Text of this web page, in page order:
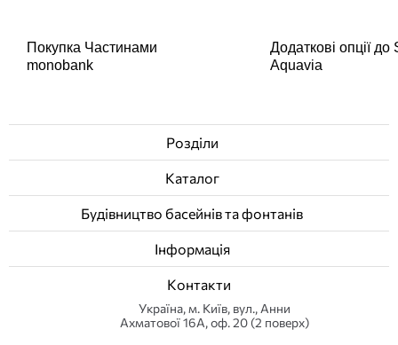
Покупка Частинами
monobank
Додаткові опції
Aquavia
Розділи
Каталог
Будівництво басейнів та фонтанів
Інформація
Контакти
Українa, м. Київ, вул., Анни
Ахматової 16А, оф. 20 (2 поверх)